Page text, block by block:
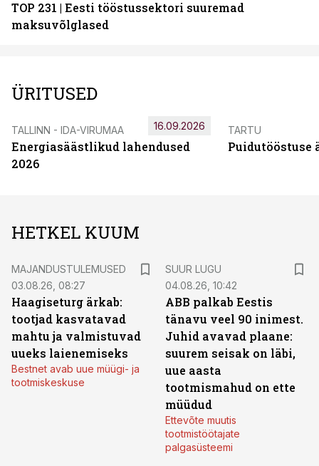
TOP 231 | Eesti tööstussektori suuremad
maksuvõlglased
ÜRITUSED
TALLINN - IDA-VIRUMAA
Energiasäästlikud lahendused
2026
16.09.2026 TARTU
Puidutööstuse
HETKEL KUUM
MAJANDUSTULEMUSED
03.08.26, 08:27
Haagiseturg ärkab:
tootjad kasvatavad
mahtu ja valmistuvad
uueks laienemiseks
Bestnet avab uue müügi- ja
tootmiskeskuse
SUUR LUGU
04.08.26, 10:42
ABB palkab Eestis
tänavu veel 90 inimest.
Juhid avavad plaane:
suurem seisak on läbi,
uue aasta
tootmismahud on ette
müüdud
Ettevõte muutis
tootmistöötajate
palgasüsteemi